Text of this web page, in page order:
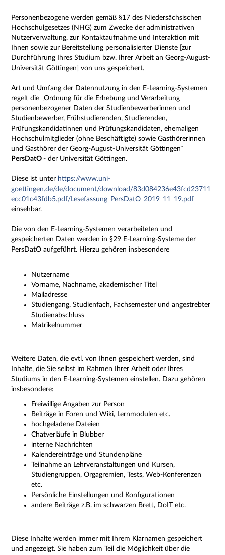
Personenbezogene werden gemäß §17 des Niedersächsischen
Hochschulgesetzes (NHG) zum Zwecke der administrativen
Nutzerverwaltung, zur Kontaktaufnahme und Interaktion mit
Ihnen sowie zur Bereitstellung personalisierter Dienste [zur
Durchführung Ihres Studium bzw. Ihrer Arbeit an Georg-August-
Universität Göttingen] von uns gespeichert.
Art und Umfang der Datennutzung in den E-Learning-Systemen
regelt die „Ordnung für die Erhebung und Verarbeitung
personenbezogener Daten der Studienbewerberinnen und
Studienbewerber, Frühstudierenden, Studierenden,
Prüfungskandidatinnen und Prüfungskandidaten, ehemaligen
Hochschulmitglieder (ohne Beschäftigte) sowie Gasthörerinnen
und Gasthörer der Georg-August-Universität Göttingen“ –
PersDatO - der Universität Göttingen.
Diese ist unter https://www.uni-
goettingen.de/de/document/download/83d084236e43fcd23711
ecc01c43fdb5.pdf/Lesefassung_PersDatO_2019_11_19.pdf
einsehbar.
Die von den E-Learning-Systemen verarbeiteten und
gespeicherten Daten werden in §29 E-Learning-Systeme der
PersDatO aufgeführt. Hierzu gehören insbesondere
Nutzername
Vorname, Nachname, akademischer Titel
Mailadresse
Studiengang, Studienfach, Fachsemester und angestrebter
Studienabschluss
Matrikelnummer
Weitere Daten, die evtl. von Ihnen gespeichert werden, sind
Inhalte, die Sie selbst im Rahmen Ihrer Arbeit oder Ihres
Studiums in den E-Learning-Systemen einstellen. Dazu gehören
insbesondere:
Freiwillige Angaben zur Person
Beiträge in Foren und Wiki, Lernmodulen etc.
hochgeladene Dateien
Chatverläufe in Blubber
interne Nachrichten
Kalendereinträge und Stundenpläne
Teilnahme an Lehrveranstaltungen und Kursen,
Studiengruppen, Orgagremien, Tests, Web-Konferenzen
etc.
Persönliche Einstellungen und Konfigurationen
andere Beiträge z.B. im schwarzen Brett, DoIT etc.
Diese Inhalte werden immer mit Ihrem Klarnamen gespeichert
und angezeigt. Sie haben zum Teil die Möglichkeit über die